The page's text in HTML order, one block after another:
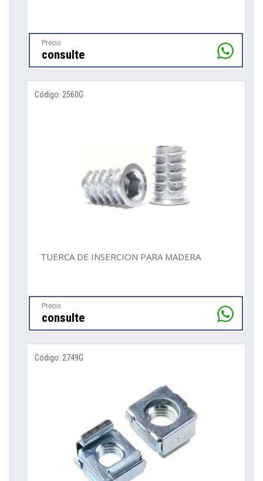
Precio
consulte
Código: 2560G
TUERCA DE INSERCION PARA MADERA
Precio
consulte
Código: 2749G